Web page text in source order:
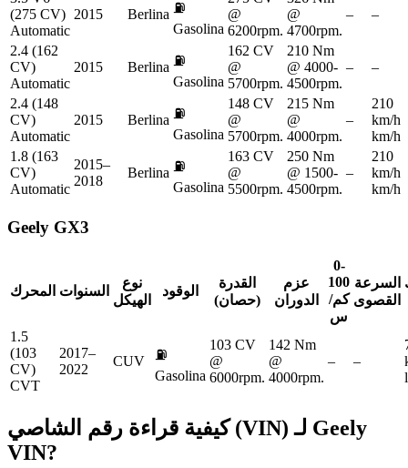
(275 CV)
Automatic
2015 Berlina ⛽
Gasolina
@
6200rpm.
@
4700rpm.
– –
2.4 (162
CV)
Automatic
2015 Berlina ⛽
Gasolina
162 CV
@
5700rpm.
210 Nm
@ 4000-
4500rpm.
– –
2.4 (148
CV)
Automatic
2015 Berlina ⛽
Gasolina
148 CV
@
5700rpm.
215 Nm
@
4000rpm.
–
210
km/h
km/h
1.8 (163
CV)
Automatic
2015–
2018
Berlina ⛽
Gasolina
163 CV
@
5500rpm.
250 Nm
@ 1500-
4500rpm.
–
210
km/h
km/h
Geely GX3
المحرك السنوات
نوع
الهيكل
الوقود
القدرة
(حصان)
عزم
الدوران
0-
100
كم/
س
السرعة
القصوى
1.5
(103
CV)
CVT
2017–
2022
CUV
⛽
Gasolina
103 CV
@
6000rpm.
142 Nm
@
4000rpm.
– –
كيفية قراءة رقم الشاصي (VIN) لـ Geely
VIN?